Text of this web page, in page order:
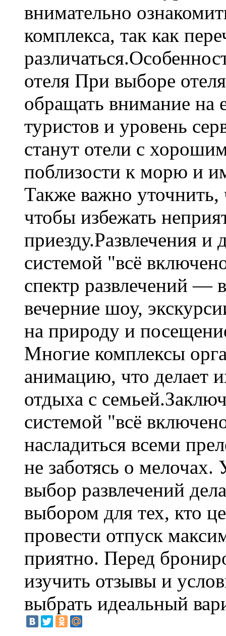
внимательно
комплекса, так как
отеля При выборе
обращать внимание на
туристов и уровень
станут отели с
поблизости к морю и
Также важно уточнить,
чтобы избежать
приезду.Развлечения
системой "всё
спектр развлечений —
вечерние шоу,
на природу и
Многие комплексы
анимацию, что делает
отдыха с
системой "всё
насладиться всеми
не заботясь о
выбор развлечений
выбором для тех, кто
провести отпуск
приятно. Перед
изучить отзывы и
выбрать идеальный